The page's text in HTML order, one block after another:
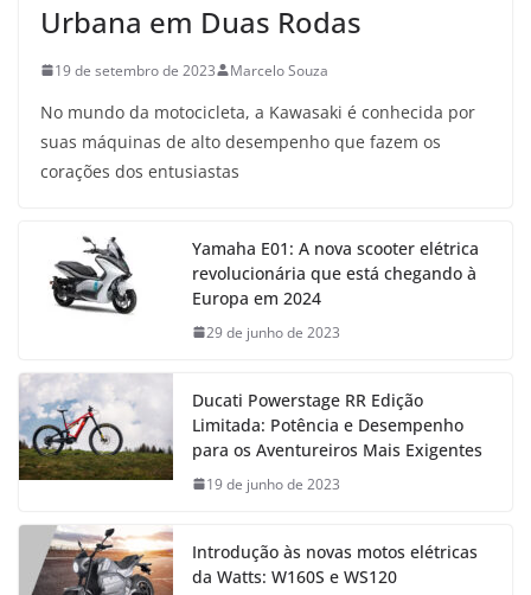
Urbana em Duas Rodas
19 de setembro de 2023 Marcelo Souza
No mundo da motocicleta, a Kawasaki é conhecida por
suas máquinas de alto desempenho que fazem os
corações dos entusiastas
Yamaha E01: A nova scooter elétrica
revolucionária que está chegando à
Europa em 2024
29 de junho de 2023
Ducati Powerstage RR Edição
Limitada: Potência e Desempenho
para os Aventureiros Mais Exigentes
19 de junho de 2023
Introdução às novas motos elétricas
da Watts: W160S e WS120